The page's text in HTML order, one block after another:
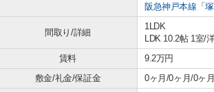
阪急神戸本線 「
間取り/詳細
1LDK
LDK 10.2帖 1室/
賃料 9.2万円
敷金/礼金/保証金
0ヶ月/0ヶ月/0ヶ月